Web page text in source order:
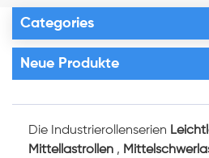
Categories
Neue Produkte
Die Industrierollenserien
Mittellastrollen ,